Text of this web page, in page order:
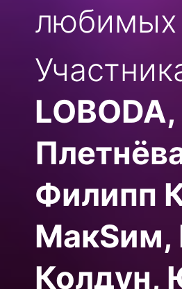
любимых
Филипп
МакSим,
Колдун,